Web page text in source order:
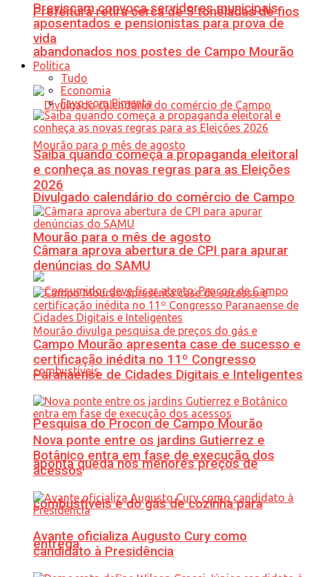
Prefeitura retira cerca de 5 toneladas de fios
abandonados nos postes de Campo Mourão
Divulgado calendário do comércio de Campo
Mourão para o mês de agosto
Pesquisa do Procon de Campo Mourão
aponta queda nos menores preços de
combustíveis e do gás de cozinha para
entrega
Previscam convoca servidores municipais
aposentados e pensionistas para prova de
vida
Política
Tudo
Economia
Favo com Pimenta
Saiba quando começa a propaganda eleitoral
e conheça as novas regras para as Eleições
2026
Câmara aprova abertura de CPI para apurar
denúncias do SAMU
Campo Mourão apresenta case de sucesso e
certificação inédita no 11º Congresso
Paranaense de Cidades Digitais e Inteligentes
Nova ponte entre os jardins Gutierrez e
Botânico entra em fase de execução dos
acessos
Avante oficializa Augusto Cury como
candidato à Presidência